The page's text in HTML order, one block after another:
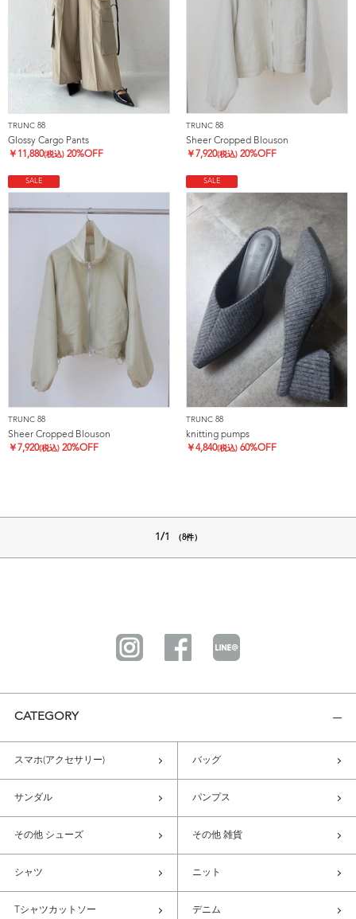
TRUNC 88
Glossy Cargo Pants
￥ 11,880(税込) 20%OFF
TRUNC 88
Sheer Cropped Blouson
￥ 7,920(税込) 20%OFF
SALE
TRUNC 88
Sheer Cropped Blouson
￥ 7,920(税込) 20%OFF
SALE
TRUNC 88
knitting pumps
￥4,840(税込) 60%OFF
1/1 （8件）
CATEGORY
スマホ(アクセサリー) バッグ
サンダル パンプス
その他 シューズ その他 雑貨
シャツ ニット
Tシャツカットソー デニム